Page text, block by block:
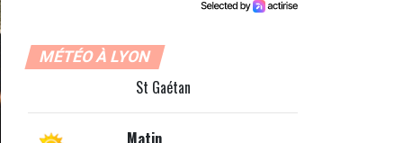
MÉTÉO À LYON
St Gaétan
Matin